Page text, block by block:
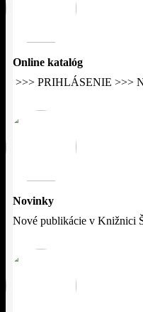
Online katalóg
>>> PRIHLÁSENIE >>>
Novinky
Nové publikácie v Knižnici